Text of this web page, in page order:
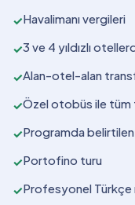
✓Havalimanı vergileri
✓3 ve 4 yıldızlı
✓Alan-otel-alan
✓Özel otobüs ile tüm
✓Programda belirtilen
✓Portofino turu
✓Profesyonel Türkçe